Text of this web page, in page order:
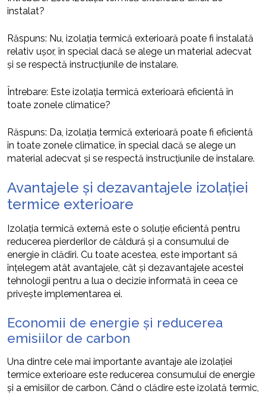
instalat?
Răspuns: Nu, izolația termică exterioară poate fi instalată
relativ ușor, în special dacă se alege un material adecvat
și se respectă instrucțiunile de instalare.
Întrebare: Este izolația termică exterioară eficientă în
toate zonele climatice?
Răspuns: Da, izolația termică exterioară poate fi eficientă
în toate zonele climatice, în special dacă se alege un
material adecvat și se respectă instrucțiunile de instalare.
Avantajele și dezavantajele izolației
termice exterioare
Izolația termică externă este o soluție eficientă pentru
reducerea pierderilor de căldură și a consumului de
energie în clădiri. Cu toate acestea, este important să
înțelegem atât avantajele, cât și dezavantajele acestei
tehnologii pentru a lua o decizie informată în ceea ce
privește implementarea ei.
Economii de energie și reducerea
emisiilor de carbon
Una dintre cele mai importante avantaje ale izolației
termice exterioare este reducerea consumului de energie
și a emisiilor de carbon. Când o clădire este izolată termic,